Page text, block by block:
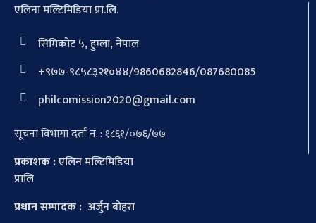
एलिना मल्टिमिडिया प्रा.लि.
सिमिकोट ५, हुम्ला, नेपाल
+९७७-९८५८३२१०४४/9860682846/087680085
philcomission2020@gmail.com
सूचना विभागा दर्ता नं. : १८६१/०७६/७७
प्रकाशक :एलिन मल्टिमिडिया
प्रालि
प्रधान सम्पादक : अर्जुन बोहरा